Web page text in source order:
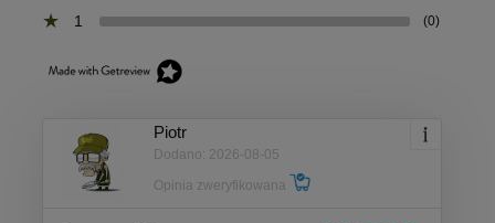
1 (0)
Piotr
Dodano: 2026-08-05
Opinia zweryfikowana